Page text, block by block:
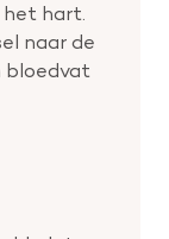
hart.
naar de
bloedvat